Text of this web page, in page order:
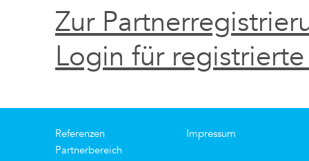
Zur
Login für
Referenzen
Partnerbereich
Impressum